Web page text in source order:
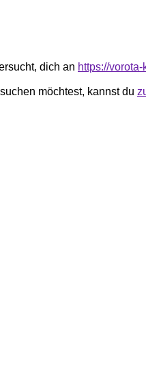
dich an https://
möchtest, kannst du